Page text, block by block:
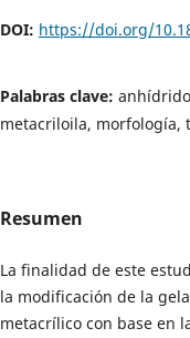
DOI: https://doi.org/
Palabras clave:
metacriloila, morfología,
Resumen
La finalidad de este
la modificación de la
metacrílico con base en